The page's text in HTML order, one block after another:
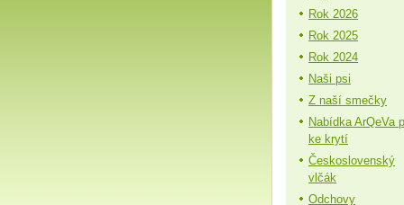
Rok 2026
Rok 2025
Rok 2024
Naši psi
Z naší smečky
Nabídka ArQeVa
ke krytí
Československý
vlčák
Odchovy